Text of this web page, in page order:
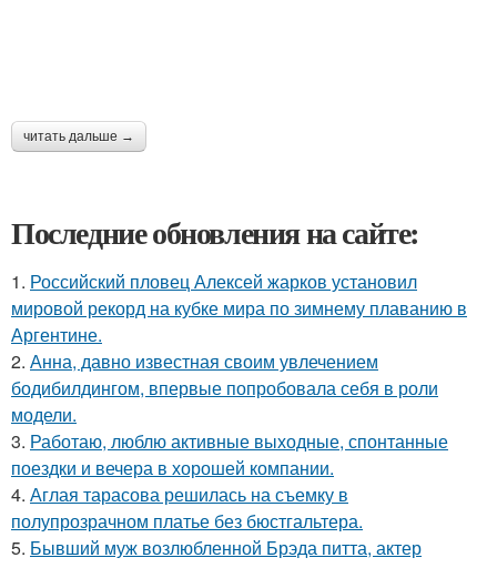
читать дальше →
Последние обновления на сайте:
1. Российский пловец Алексей жарков установил
мировой рекорд на кубке мира по зимнему плаванию в
Аргентине.
2. Анна, давно известная своим увлечением
бодибилдингом, впервые попробовала себя в роли
модели.
3. Работаю, люблю активные выходные, спонтанные
поездки и вечера в хорошей компании.
4. Аглая тарасова решилась на съемку в
полупрозрачном платье без бюстгальтера.
5. Бывший муж возлюбленной Брэда питта, актер